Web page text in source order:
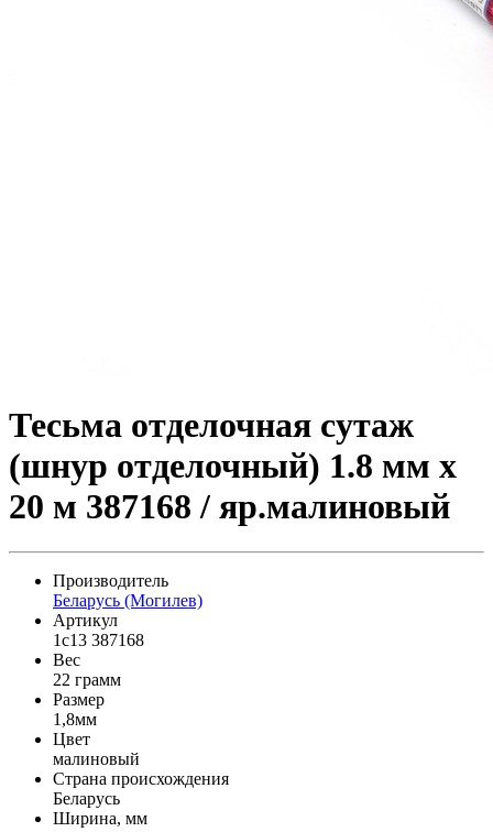
Тесьма отделочная сутаж
(шнур отделочный) 1.8 мм х
20 м 387168 / яр.малиновый
Производитель
Беларусь (Могилев)
Артикул
1с13 387168
Вес
22 грамм
Размер
1,8мм
Цвет
малиновый
Страна происхождения
Беларусь
Ширина, мм